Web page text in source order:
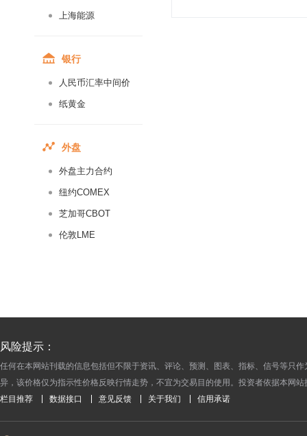
上海能源
银行
人民币汇率中间价
纸黄金
外盘
外盘主力合约
纽约COMEX
芝加哥CBOT
伦敦LME
2017-05-27
2017-05-24
2017-05-23
风险提示：
任何在本网站刊载的信息包括但不限于资讯、评论、预测、图表、指标、信号等只
异，该价格仅为指示性价格反映行情走势，不宜为交易目的使用。投资者依据本网
栏目推荐 数据接口 意见反馈 关于我们 信用承诺